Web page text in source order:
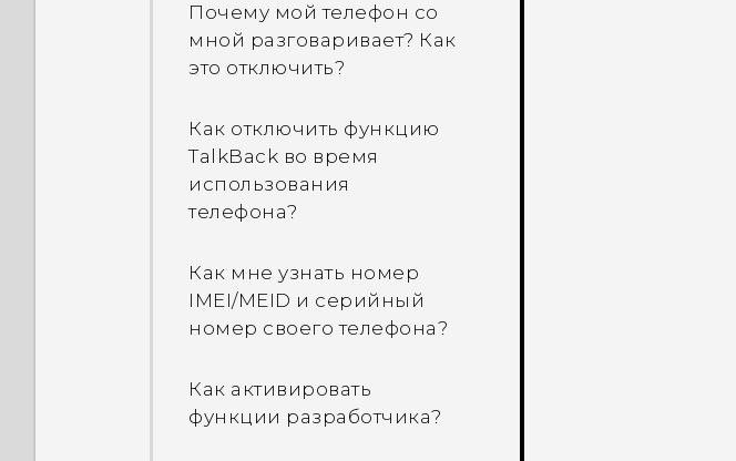
Почему?
Почему отображаются
предлагаемые
приложения в виджете
Раньше мне никогда не
приходилось
пользоваться этими
Можно ли удалить
«Архивация». Почему
служба Служба HTC
«Архивация» недоступна
Реализованы ли в
приложении
«Калькулятор»
Как устранить неполадки
в телефоне при
проблемы?
Почему мой телефон со
мной разговаривает? Как
это отключить?
Как отключить функцию
TalkBack во время
использования
телефона?
Как мне узнать номер
IMEI/MEID и серийный
номер своего телефона?
Как активировать
функции разработчика?